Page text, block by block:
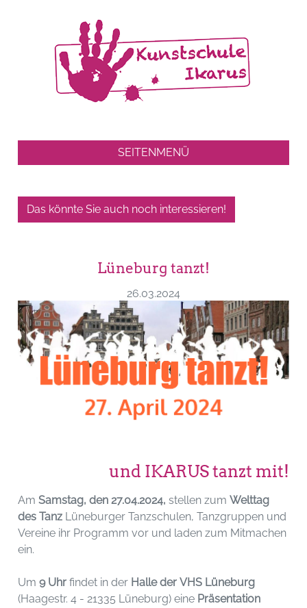
SEITENMENÜ
Das könnte Sie auch noch interessieren!
Lüneburg tanzt!
26.03.2024
und IKARUS tanzt mit!
AmSamstag, den 27.04.2024, stellen zumWelttag
des Tanz Lüneburger Tanzschulen, Tanzgruppen und
Vereine ihr Programm vor und laden zum Mitmachen
ein.
Um9 Uhr findet in der Halle der VHS Lüneburg
(Haagestr. 4 - 21335 Lüneburg) eine Präsentation